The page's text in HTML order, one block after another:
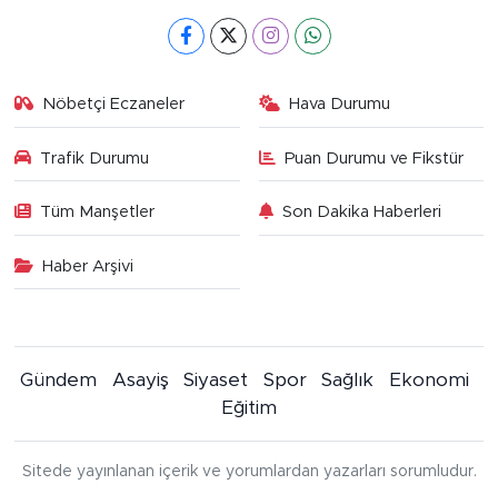
Nöbetçi Eczaneler Hava Durumu
Trafik Durumu Puan Durumu ve Fikstür
Tüm Manşetler Son Dakika Haberleri
Haber Arşivi
Gündem Asayiş Siyaset Spor Sağlık
Ekonomi
Eğitim
Sitede yayınlanan içerik ve yorumlardan yazarları sorumludur.